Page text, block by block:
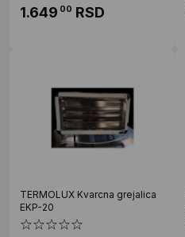
1.649 00 RSD
TERMOLUX Kvarcna grejalica
EKP-20